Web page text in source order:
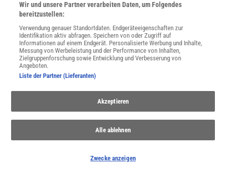
Wo sich Afrika ziemlich sicher teilen wird
zeigen, dass dieser Prozess bereits weiter fortgeschritten ist,
Wir und unsere Partner verarbeiten Daten, um Folgendes
bereitzustellen:
Verwendung genauer Standortdaten. Endgeräteeigenschaften zur
Identifikation aktiv abfragen. Speichern von oder Zugriff auf
Informationen auf einem Endgerät. Personalisierte Werbung und Inhalte,
Messung von Werbeleistung und der Performance von Inhalten,
Zielgruppenforschung sowie Entwicklung und Verbesserung von
Angeboten.
Liste der Partner (Lieferanten)
Akzeptieren
Alle ablehnen
Zwecke anzeigen